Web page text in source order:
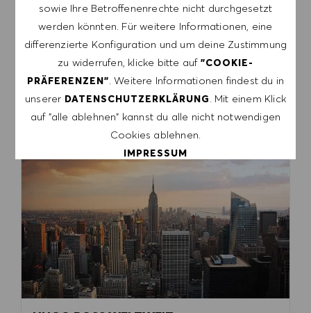
sowie Ihre Betroffenenrechte nicht durchgesetzt
werden könnten. Für weitere Informationen, eine
differenzierte Konfiguration und um deine Zustimmung
zu widerrufen, klicke bitte auf "COOKIE-
PRÄFERENZEN". Weitere Informationen findest du in
unserer DATENSCHUTZERKLÄRUNG. Mit einem Klick
auf "alle ablehnen" kannst du alle nicht notwendigen
Cookies ablehnen.
IMPRESSUM
COOKIE PRÄFERENZEN
ALLE ABLEHNEN
ALLE AKZEPTIEREN
sind nur einige Beispiele für die Vorteile, die unsere
Mitarbeiter genießen. Entdecke wie es ist, bei
HUGO BOSS zu arbeiten.​​